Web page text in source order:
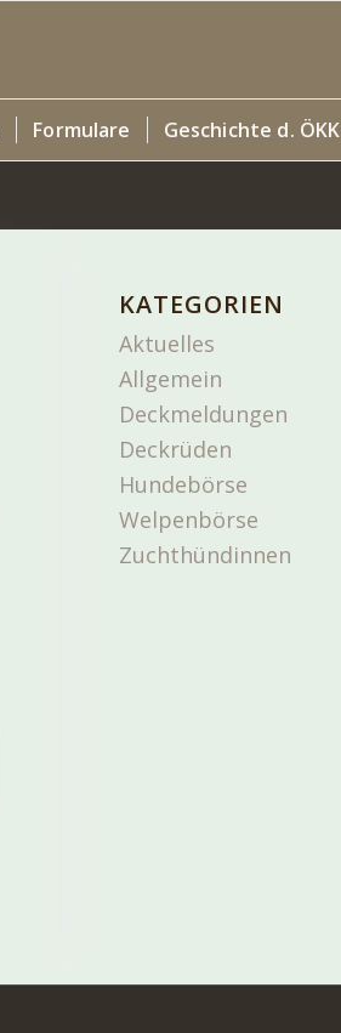
Formulare Geschichte d. ÖKK
KATEGORIEN
Aktuelles
Allgemein
Deckmeldungen
Deckrüden
Hundebörse
Welpenbörse
Zuchthündinnen